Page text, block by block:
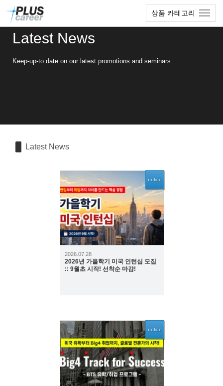
상품 카테고리
Latest News
Keep-up-to date on our latest promotions and seminars.
Latest News
notice
66
2026.07.28
2026년 가을학기 미국 인턴십 모집
:: 9월초 시작! 선착순 마감!
notice
2347